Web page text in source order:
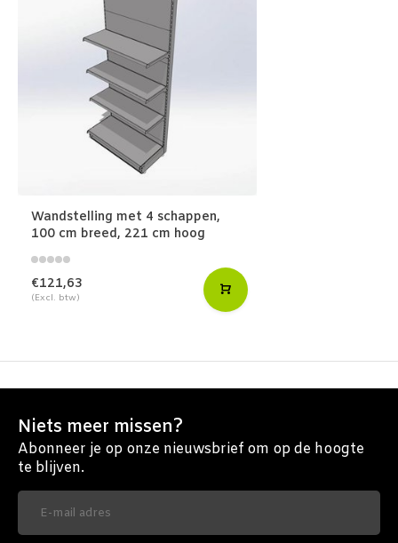
Wandstelling met 4 schappen,
100 cm breed, 221 cm hoog
€121,63
(Excl. btw)
Niets meer missen?
Abonneer je op onze nieuwsbrief om op de hoogte
te blijven.